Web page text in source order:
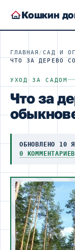
Кошкин
ГЛАВНАЯ /САД И
ЧТО ЗА ДЕРЕВО
УХОД ЗА САДОМ
Что за
ОБНОВЛЕНО 10
0 КОММЕНТАРИЕВ